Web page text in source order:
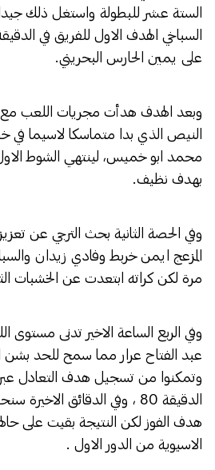
الستة عشر للبطولة واستغل ذلك
على يمين الحارس البحريني.
وبعد الهدف هدأت مجريات اللعب مع
النيص الذي بدا متماسكا لاسيما في
محمد ابو خميس، لينتهي الشوط
بهدف نظيف.
وفي الحصة الثانية بحث الترجي عن تعزيز
المزعج ايمن خربط وفادي زيدان
مرة لكن كراته ابتعدت عن الخشبات
وفي الربع الساعة الاخير تدنى مستوى
عبد الفتاح عرار مما سمح للحد بشن
وتمكنوا من تسجيل هدف التعادل عبر
الدقيقة 80 ، وفي الدقائق
هدف الفوز لكن النتيجة بقيت على
الاسيوية من الدور الاول .